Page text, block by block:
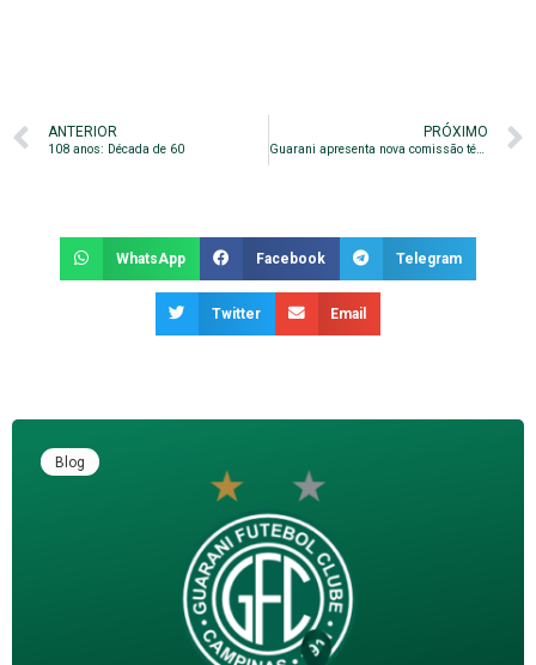
ANTERIOR
108 anos: Década de 60
PRÓXIMO
Guarani apresenta nova comissão técnica
WhatsApp Facebook Telegram
Twitter Email
Blog